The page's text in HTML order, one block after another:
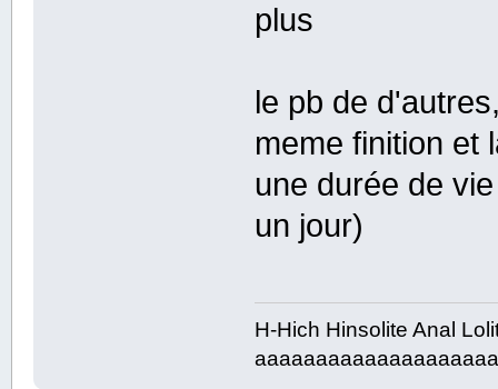
plus
le pb de
meme finition et
une durée de
un jour)
H-Hich Hinsolite Anal